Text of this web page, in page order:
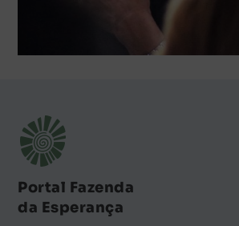
Portal Fazenda
da Esperança